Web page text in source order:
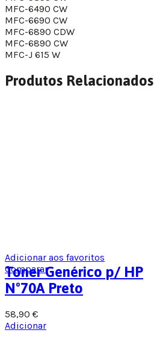
MFC-6490 CW
MFC-6690 CW
MFC-6890 CDW
MFC-6890 CW
MFC-J 615 W
Produtos Relacionados
Adicionar aos favoritos
Comparar
Toner Genérico p/ HP
Nº70A Preto
58,90 €
Adicionar